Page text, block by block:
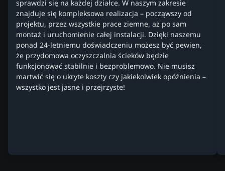
sprawdzi się na każdej działce. W naszym zakresie
znajduje się kompleksowa realizacja – począwszy od
projektu, przez wszystkie prace ziemne, aż po sam
montaż i uruchomienie całej instalacji. Dzięki naszemu
ponad 24-letniemu doświadczeniu możesz być pewien,
że przydomowa oczyszczalnia ścieków będzie
funkcjonować stabilnie i bezproblemowo. Nie musisz
martwić się o ukryte koszty czy jakiekolwiek opóźnienia –
wszystko jest jasne i przejrzyste!